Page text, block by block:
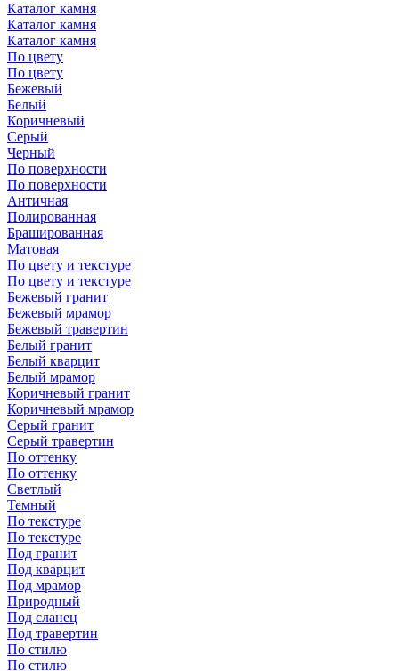
Каталог камня
Каталог камня
Каталог камня
По цвету
По цвету
Бежевый
Белый
Коричневый
Серый
Черный
По поверхности
По поверхности
Античная
Полированная
Брашированная
Матовая
По цвету и текстуре
По цвету и текстуре
Бежевый гранит
Бежевый мрамор
Бежевый травертин
Белый гранит
Белый кварцит
Белый мрамор
Коричневый гранит
Коричневый мрамор
Серый гранит
Серый травертин
По оттенку
По оттенку
Светлый
Темный
По текстуре
По текстуре
Под гранит
Под кварцит
Под мрамор
Природный
Под сланец
Под травертин
По стилю
По стилю